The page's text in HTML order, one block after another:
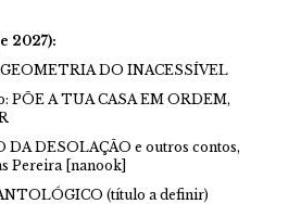
2027):
GEOMETRIA DO INACESSÍVEL
PÕE A TUA CASA EM ORDEM,
DA DESOLAÇÃO e outros contos,
Pereira [nanook]
(título a definir)